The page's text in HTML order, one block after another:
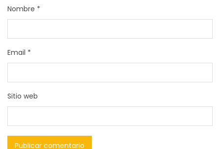
Nombre *
Email *
Sitio web